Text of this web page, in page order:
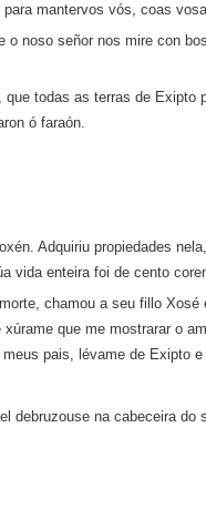
mantervos vós, coas
o noso señor nos mire con
todas as terras de Exipto
ó faraón.
Adquiriu propiedades
vida enteira foi de cento
chamou a seu fillo Xosé
que me mostrarar o
pais, lévame de Exipto
debruzouse na cabeceira do